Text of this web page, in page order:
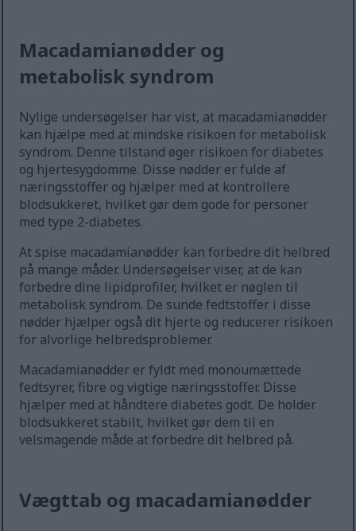
Macadamianødder og
metabolisk syndrom
Nylige undersøgelser har vist, at macadamianødder
kan hjælpe med at mindske risikoen for metabolisk
syndrom. Denne tilstand øger risikoen for diabetes
og hjertesygdomme. Disse nødder er fulde af
næringsstoffer og hjælper med at kontrollere
blodsukkeret, hvilket gør dem gode for personer
med type 2-diabetes.
At spise macadamianødder kan forbedre dit helbred
på mange måder. Undersøgelser viser, at de kan
forbedre dine lipidprofiler, hvilket er nøglen til
metabolisk syndrom. De sunde fedtstoffer i disse
nødder hjælper også dit hjerte og reducerer risikoen
for alvorlige helbredsproblemer.
Macadamianødder er fyldt med monoumættede
fedtsyrer, fibre og vigtige næringsstoffer. Disse
hjælper med at håndtere diabetes godt. De holder
blodsukkeret stabilt, hvilket gør dem til en
velsmagende måde at forbedre dit helbred på.
Vægttab og macadamianødder